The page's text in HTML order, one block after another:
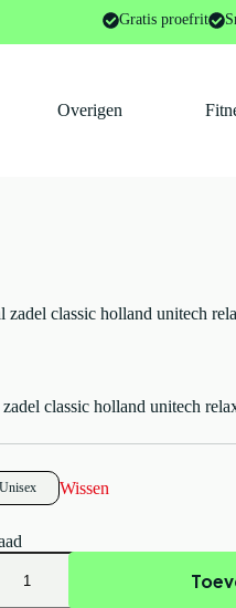
Gratis proefrit
Overigen
zadel classic holland unitech
classic holland unitech
Unisex Wissen